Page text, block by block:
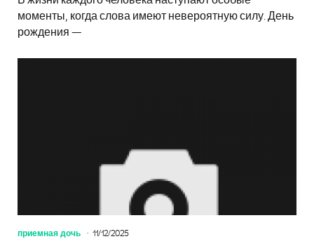
моменты, когда слова имеют невероятную силу. День
рождения —
приемная дочь 11/12/2025